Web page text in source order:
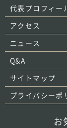
代表プロフィー
アクセス
ニュース
Q&A
サイトマップ
プライバシーポ
お